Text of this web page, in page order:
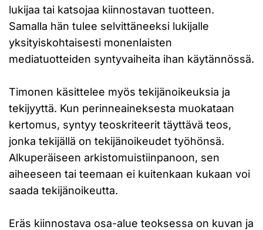
lukijaa tai katsojaa kiinnostavan tuotteen.
Samalla hän tulee selvittäneeksi lukijalle
yksityiskohtaisesti monenlaisten
mediatuotteiden syntyvaiheita ihan käytännössä.
Timonen käsittelee myös tekijänoikeuksia ja
tekijyyttä. Kun perinneaineksesta muokataan
kertomus, syntyy teoskriteerit täyttävä teos,
jonka tekijällä on tekijänoikeudet työhönsä.
Alkuperäiseen arkistomuistiinpanoon, sen
aiheeseen tai teemaan ei kuitenkaan kukaan voi
saada tekijänoikeutta.
Eräs kiinnostava osa-alue teoksessa on kuvan ja